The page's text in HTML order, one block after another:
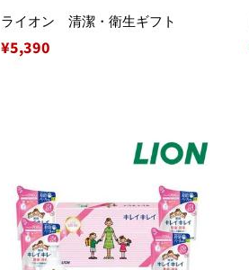
ライオン 清潔・衛生ギフト
通
¥5,390